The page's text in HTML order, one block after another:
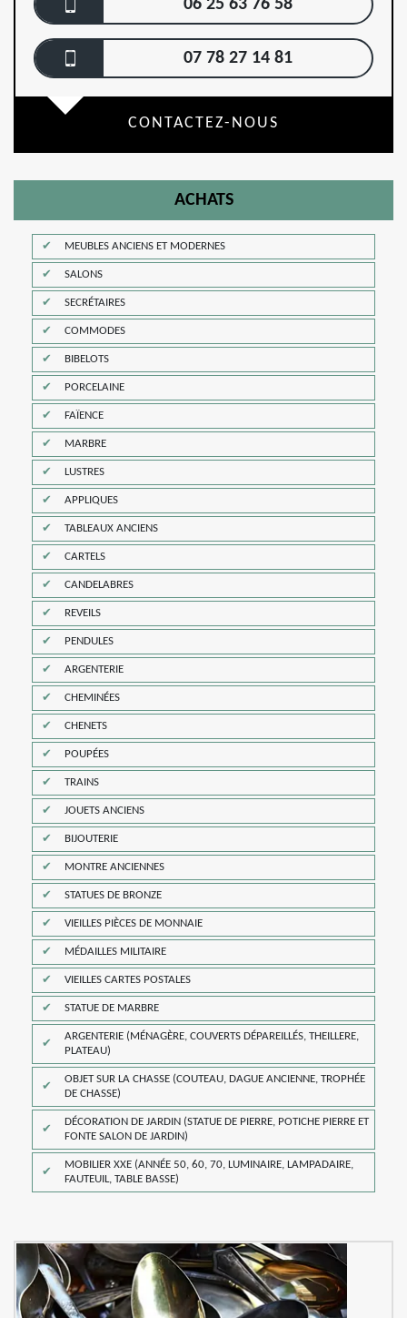
06 25 63 76 58
07 78 27 14 81
CONTACTEZ-NOUS
ACHATS
MEUBLES ANCIENS ET MODERNES
SALONS
SECRÉTAIRES
COMMODES
BIBELOTS
PORCELAINE
FAÏENCE
MARBRE
LUSTRES
APPLIQUES
TABLEAUX ANCIENS
CARTELS
CANDELABRES
REVEILS
PENDULES
ARGENTERIE
CHEMINÉES
CHENETS
POUPÉES
TRAINS
JOUETS ANCIENS
BIJOUTERIE
MONTRE ANCIENNES
STATUES DE BRONZE
VIEILLES PIÈCES DE MONNAIE
MÉDAILLES MILITAIRE
VIEILLES CARTES POSTALES
STATUE DE MARBRE
ARGENTERIE (MÉNAGÈRE, COUVERTS DÉPAREILLÉS, THEILLERE,
PLATEAU)
OBJET SUR LA CHASSE (COUTEAU, DAGUE ANCIENNE, TROPHÉE
DE CHASSE)
DÉCORATION DE JARDIN (STATUE DE PIERRE, POTICHE PIERRE ET
FONTE SALON DE JARDIN)
MOBILIER XXE (ANNÉE 50, 60, 70, LUMINAIRE, LAMPADAIRE,
FAUTEUIL, TABLE BASSE)